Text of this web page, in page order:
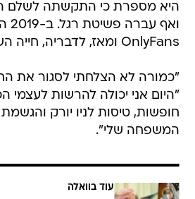
היא מספרת כי התקשתה לשלם
OnlyFans ומאז, לדבריה, חייה השתנו לחלוטין.
"כמורה לא הצלחתי לסגור את
"היום אני יכולה להרשות לעצמי
חופשות, טיסות לניו יורק
המשפחה שלי".
עוד בוואלה